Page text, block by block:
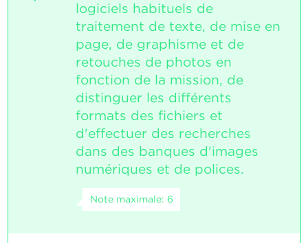
logiciels habituels de
traitement de texte, de mise en
page, de graphisme et de
retouches de photos en
fonction de la mission, de
distinguer les différents
formats des fichiers et
d'effectuer des recherches
dans des banques d'images
numériques et de polices.
Note maximale: 6